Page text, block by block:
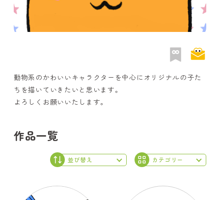
動物系のかわいいキャラクターを中心にオリジナルの子た
ちを描いていきたいと思います。
よろしくお願いいたします。
作品一覧